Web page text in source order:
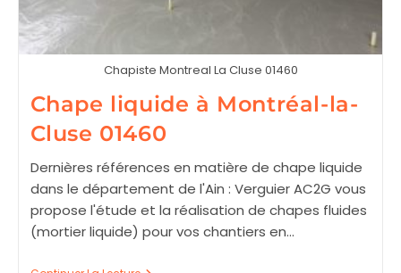
Chapiste Montreal La Cluse 01460
Chape liquide à Montréal-la-
Cluse 01460
Dernières références en matière de chape liquide
dans le département de l'Ain : Verguier AC2G vous
propose l'étude et la réalisation de chapes fluides
(mortier liquide) pour vos chantiers en…